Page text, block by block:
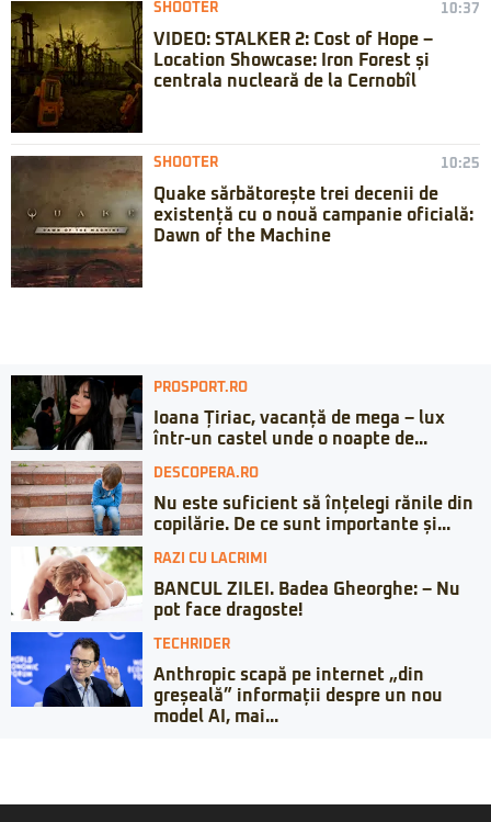
SHOOTER 10:37
VIDEO: STALKER 2: Cost of Hope –
Location Showcase: Iron Forest și
centrala nucleară de la Cernobîl
SHOOTER 10:25
Quake sărbătorește trei decenii de
existență cu o nouă campanie oficială:
Dawn of the Machine
PROSPORT.RO
Ioana Țiriac, vacanță de mega – lux
într-un castel unde o noapte de...
DESCOPERA.RO
Nu este suficient să înțelegi rănile din
copilărie. De ce sunt importante și...
RAZI CU LACRIMI
BANCUL ZILEI. Badea Gheorghe: – Nu
pot face dragoste!
TECHRIDER
Anthropic scapă pe internet „din
greșeală” informații despre un nou
model AI, mai...